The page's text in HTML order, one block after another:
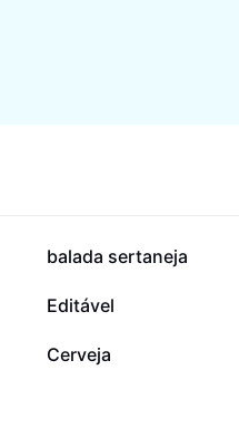
9,1 mil
balada sertaneja
2 mil
Editável
532
Cerveja